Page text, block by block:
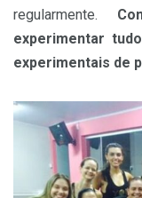
regularmente.
experimentar
experimentais de